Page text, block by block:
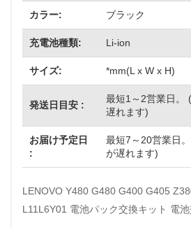
カラー: ブラック
充電池種類: Li-ion
サイズ: *mm(L x W x H)
発送日目安 :
最短1～2営業日。
遅れます)
お届け予定日
:
最短7～20営業日
が遅れます)
LENOVO Y480 G480 G400 G405
L11L6Y01 電池パック交換キット 電